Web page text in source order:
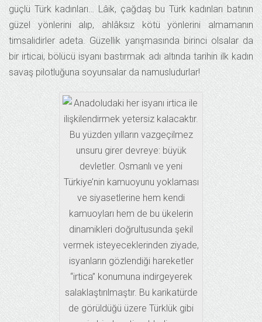
güçlü Türk kadınları… Lâik, çağdaş bu Türk kadınları batının
güzel yönlerini alıp, ahlâksız kötü yönlerini almamanın
timsalidirler adeta. Güzellik yarışmasında birinci olsalar da
bir irticai, bölücü isyanı bastırmak adı altında tarihin ilk kadın
savaş pilotluğuna soyunsalar da namusludurlar!